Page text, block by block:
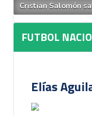
Cristian Salomón
FUTBOL
Elías